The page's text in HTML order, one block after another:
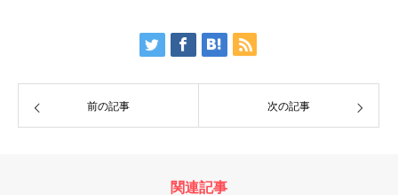
前の記事 次の記事
関連記事